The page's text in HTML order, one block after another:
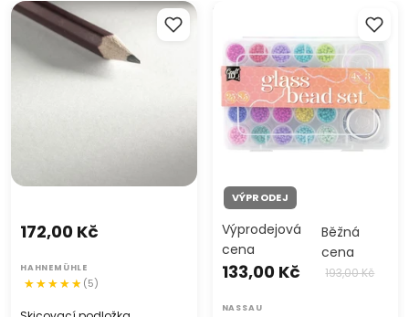
Skicovací podložka
HAHNEMÜHLE VELVET
172,00 Kč
HAHNEMÜHLE
(5)
Sada skleněných korálků
VÝPRODEJ
Výprodejová
cena
133,00 Kč
Běžná
cena
193,00 Kč
NASSAU